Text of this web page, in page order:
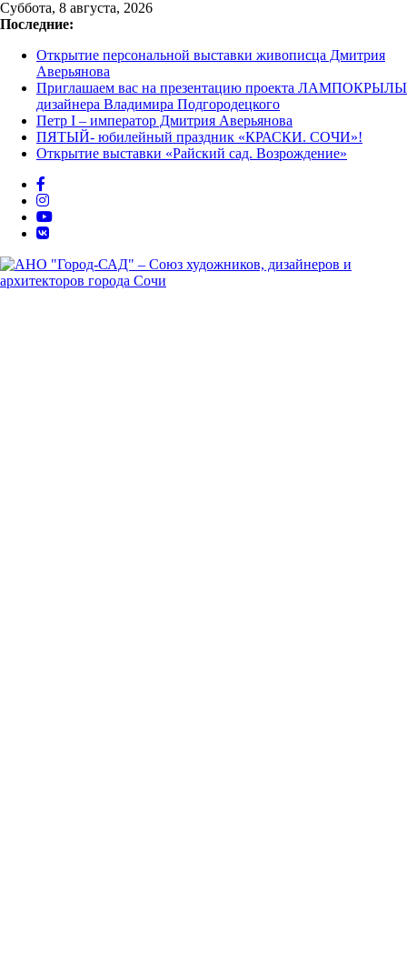
Перейти
к
Суббота, 8 августа, 2026
Последние:
Открытие персональной выставки живописца Дмитрия
Аверьянова
Приглашаем вас на презентацию проекта ЛАМПОКРЫЛЫ
дизайнера Владимира Подгородецкого
Петр I – император Дмитрия Аверьянова
ПЯТЫЙ- юбилейный праздник «КРАСКИ. СОЧИ»!
Открытие выставки «Райский сад. Возрождение»